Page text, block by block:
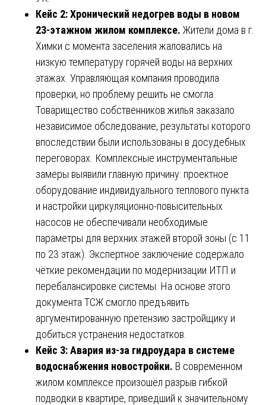
Кейс 2: Хронический недогрев воды в новом
23-этажном жилом комплексе. Жители дома в г.
Химки с момента заселения жаловались на
низкую температуру горячей воды на верхних
этажах. Управляющая компания проводила
проверки, но проблему решить не смогла.
Товарищество собственников жилья заказало
независимое обследование, результаты которого
впоследствии были использованы в досудебных
переговорах. Комплексные инструментальные
замеры выявили главную причину: проектное
оборудование индивидуального теплового пункта
и настройки циркуляционно-повысительных
насосов не обеспечивали необходимые
параметры для верхних этажей второй зоны (с 11
по 23 этаж). Экспертное заключение содержало
чёткие рекомендации по модернизации ИТП и
перебалансировке системы. На основе этого
документа ТСЖ смогло предъявить
аргументированную претензию застройщику и
добиться устранения недостатков.
Кейс 3: Авария из-за гидроудара в системе
водоснабжения новостройки. В современном
жилом комплексе произошёл разрыв гибкой
подводки в квартире, приведший к значительному